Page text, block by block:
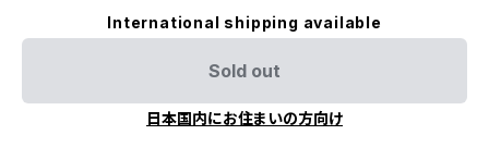
International shipping available
Sold out
日本国内にお住まいの方向け